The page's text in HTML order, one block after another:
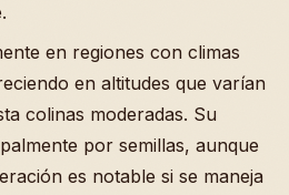
en regiones con climas
en altitudes que varían
colinas moderadas. Su
por semillas, aunque
es notable si se maneja